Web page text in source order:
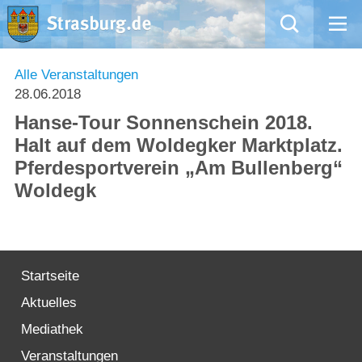
Mängelmeldung
Rathaus
Natur – Kultur – Tourismus
Willkommen in Strasburg (Uckermark)
Alle Veranstaltungen
28.06.2018
Hanse-Tour Sonnenschein 2018.
Halt auf dem Woldegker Marktplatz.
Pferdesportverein „Am Bullenberg“
Woldegk
Startseite
Aktuelles
Mediathek
Veranstaltungen